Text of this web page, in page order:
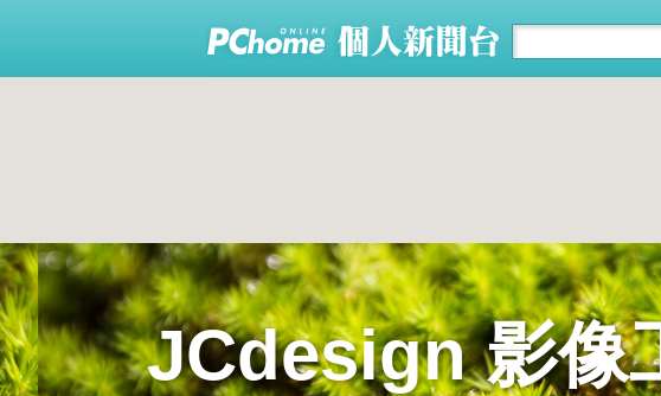
JCdesign 影像